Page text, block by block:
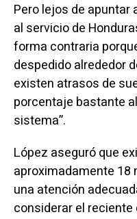
Pero lejos de
al servicio de
forma contraria
despedido alrededor
existen atrasos de
porcentaje bastante
sistema”.
López aseguró que
aproximadamente 18
una atención
considerar el